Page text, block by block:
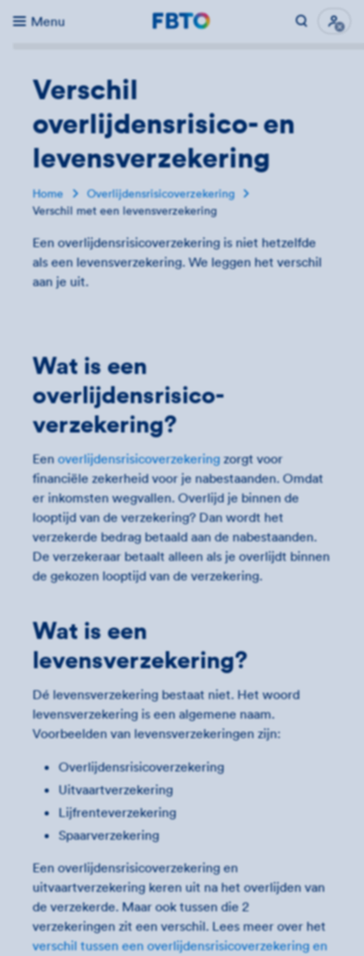
Menu
Direct naar...
Verschil
overlijdensrisico- en
levensverzekering
Home
Overlijdensrisicoverzekering
Verschil met een levensverzekering
Een overlijdensrisicoverzekering is niet hetzelfde
als een levensverzekering. We leggen het verschil
aan je uit.
Wat is een
overlijdensrisico­
verzekering?
Eenoverlijdensrisicoverzekeringzorgt voor
financiële zekerheid voor je nabestaanden. Omdat
er inkomsten wegvallen. Overlijd je binnen de
looptijd van de verzekering? Dan wordt het
verzekerde bedrag betaald aan de nabestaanden.
De verzekeraar betaalt alleen als je overlijdt binnen
de gekozen looptijd van de verzekering.
Wat is een
levensverzekering?
Dé levensverzekering bestaat niet. Het woord
levensverzekering is een algemene naam.
Voorbeelden van levensverzekeringen zijn:
Overlijdensrisicoverzekering
Uitvaartverzekering
Lijfrenteverzekering
Spaarverzekering
Een overlijdensrisicoverzekering en
uitvaartverzekering keren uit na het overlijden van
de verzekerde. Maar ook tussen die 2
verzekeringen zit een verschil. Lees meer over het
verschil tussen een overlijdensrisicoverzekering en